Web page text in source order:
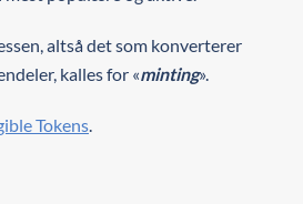
altså det som konverterer
kalles for «minting».
Tokens.